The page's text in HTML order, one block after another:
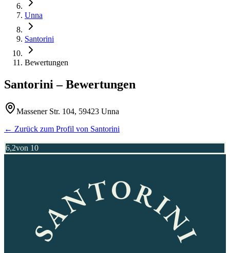
Unna
Santorini
Bewertungen
Santorini – Bewertungen
Massener Str. 104, 59423 Unna
← Zurück zum Profil von Santorini
6,2von 10
SANTORINI